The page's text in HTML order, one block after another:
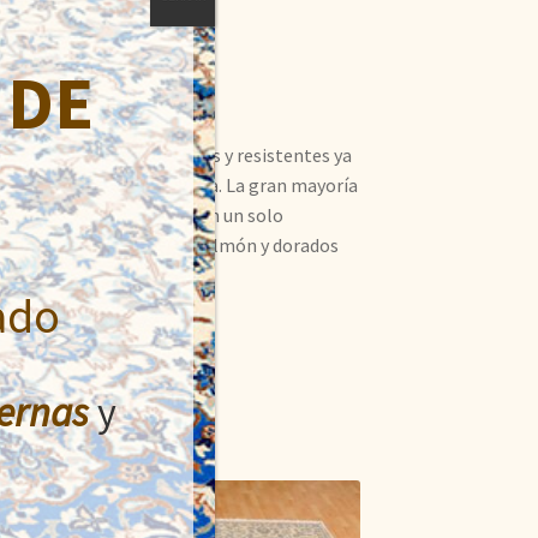
Pakistán. Son muy fuertes y resistentes ya
tacto es similar a la seda. La gran mayoría
estas alfombras, tienen un solo
beige, rojos, rosas, salmón y dorados
y